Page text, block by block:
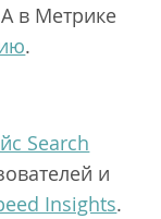
в Метрике
.
Search
и
Insights.